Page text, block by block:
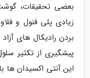
بعضی تحقیقات،
زیادی پلی فنول و
بردن رادیکال های
پیشگیری از تکثیر
این آنتی اکسیدان ها